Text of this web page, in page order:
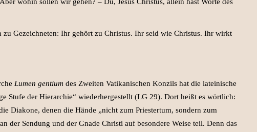
Gezeichneten: Ihr gehört zu Christus. Ihr seid wie Christus. Ihr wirkt
Lumen gentium des Zweiten Vatikanischen Konzils hat die lateinische
Stufe der Hierarchie“ wiederhergestellt (LG 29). Dort heißt es wörtlich:
Diakone, denen die Hände „nicht zum Priestertum, sondern zum
der Sendung und der Gnade Christi auf besondere Weise teil. Denn das